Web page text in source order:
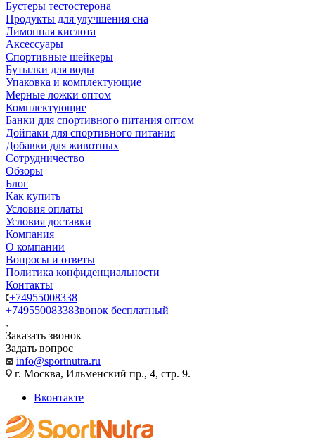
Бустеры тестостерона
Продукты для улучшения сна
Лимонная кислота
Аксессуары
Спортивные шейкеры
Бутылки для воды
Упаковка и комплектующие
Мерные ложки оптом
Комплектующие
Банки для спортивного питания оптом
Дойпаки для спортивного питания
Добавки для животных
Сотрудничество
Обзоры
Блог
Как купить
Условия оплаты
Условия доставки
Компания
О компании
Вопросы и ответы
Политика конфиденциальности
Контакты
+74955008338
+74955008338Звонок бесплатный
Заказать звонок
Задать вопрос
info@sportnutra.ru
г. Москва, Ильменский пр., 4, стр. 9.
Вконтакте